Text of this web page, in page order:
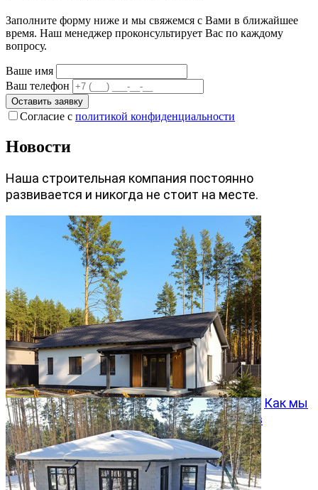
Заполните форму ниже и мы свяжемся с Вами в ближайшее
время. Наш менеджер проконсультирует Вас по каждому
вопросу.
Ваше имя
Ваш телефон
Оставить заявку
Согласие с политикой конфиденциальности
Новости
Наша строительная компания постоянно
развивается и никогда не стоит на месте.
Как мы
превращаем типовой проект Хвойный 96 в
особенный дом
05.08.2026